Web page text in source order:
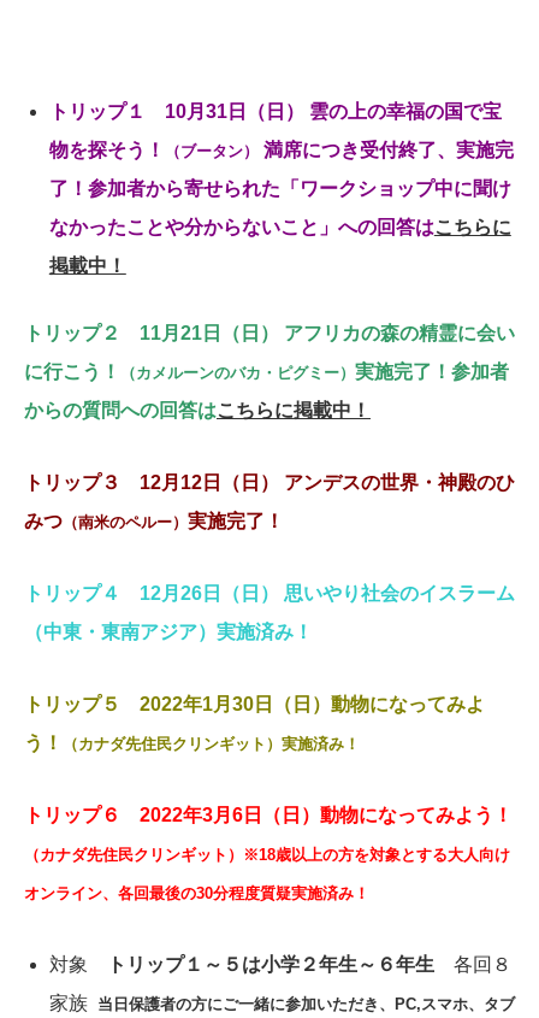
トリップ１ 10月31日（日） 雲の上の幸福の国で宝
物を探そう！
（ブータン）
満席につき受付終了、実施完
了！ 参加者から寄せられた「ワークショップ中に聞け
なかったことや分からないこと」への回答はこちらに
掲載中！
トリップ２ 11月21日（日） アフリカの森の精霊に会い
に行こう！
（カメルーンのバカ・ピグミー） 実施完了！ 参加者
からの質問への回答はこちらに掲載中！
トリップ３ 12月12日（日） アンデスの世界・神殿のひ
みつ （南米のペルー） 実施完了！
トリップ４ 12月26日（日） 思いやり社会のイスラーム
（中東・東南アジア）実施済み！
トリップ５ 2022年1月30日（日）動物になってみよ
う！
（カナダ先住民クリンギット）実施済み！
トリップ６ 2022年3月6日（日）動物になってみよう！
（カナダ先住民クリンギット）※18歳以上の方を対象とする大人向け
オンライン、各回最後の30分程度質疑実施済み！
対象 トリップ１～５は小学２年生～６年生 各回８
家族 当日保護者の方にご一緒に参加いただき、PC,スマホ、タブ